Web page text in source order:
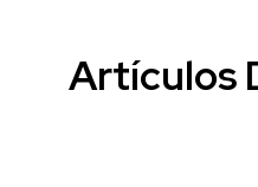
Artículos